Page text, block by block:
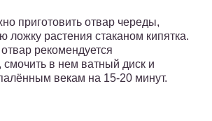
приготовить отвар череды,
ложку растения стаканом кипятка.
рекомендуется
смочить в нем ватный диск и
векам на 15-20 минут.